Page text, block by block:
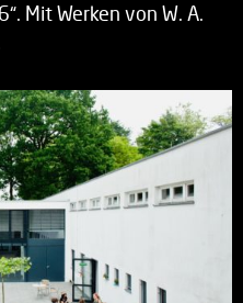
Mit Werken von W. A.